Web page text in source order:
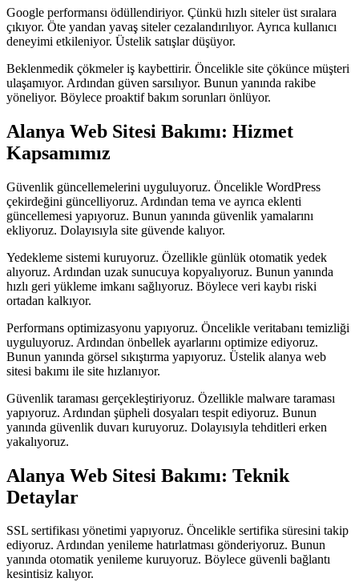
Google performansı ödüllendiriyor. Çünkü hızlı siteler üst sıralara
çıkıyor. Öte yandan yavaş siteler cezalandırılıyor. Ayrıca kullanıcı
deneyimi etkileniyor. Üstelik satışlar düşüyor.
Beklenmedik çökmeler iş kaybettirir. Öncelikle site çökünce müşteri
ulaşamıyor. Ardından güven sarsılıyor. Bunun yanında rakibe
yöneliyor. Böylece proaktif bakım sorunları önlüyor.
Alanya Web Sitesi Bakımı: Hizmet
Kapsamımız
Güvenlik güncellemelerini uyguluyoruz. Öncelikle WordPress
çekirdeğini güncelliyoruz. Ardından tema ve ayrıca eklenti
güncellemesi yapıyoruz. Bunun yanında güvenlik yamalarını
ekliyoruz. Dolayısıyla site güvende kalıyor.
Yedekleme sistemi kuruyoruz. Özellikle günlük otomatik yedek
alıyoruz. Ardından uzak sunucuya kopyalıyoruz. Bunun yanında
hızlı geri yükleme imkanı sağlıyoruz. Böylece veri kaybı riski
ortadan kalkıyor.
Performans optimizasyonu yapıyoruz. Öncelikle veritabanı temizliği
uyguluyoruz. Ardından önbellek ayarlarını optimize ediyoruz.
Bunun yanında görsel sıkıştırma yapıyoruz. Üstelik alanya web
sitesi bakımı ile site hızlanıyor.
Güvenlik taraması gerçekleştiriyoruz. Özellikle malware taraması
yapıyoruz. Ardından şüpheli dosyaları tespit ediyoruz. Bunun
yanında güvenlik duvarı kuruyoruz. Dolayısıyla tehditleri erken
yakalıyoruz.
Alanya Web Sitesi Bakımı: Teknik
Detaylar
SSL sertifikası yönetimi yapıyoruz. Öncelikle sertifika süresini takip
ediyoruz. Ardından yenileme hatırlatması gönderiyoruz. Bunun
yanında otomatik yenileme kuruyoruz. Böylece güvenli bağlantı
kesintisiz kalıyor.